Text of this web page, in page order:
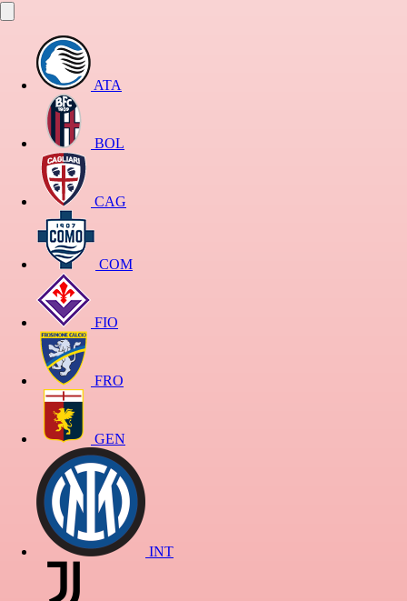
ATA
BOL
CAG
COM
FIO
FRO
GEN
INT